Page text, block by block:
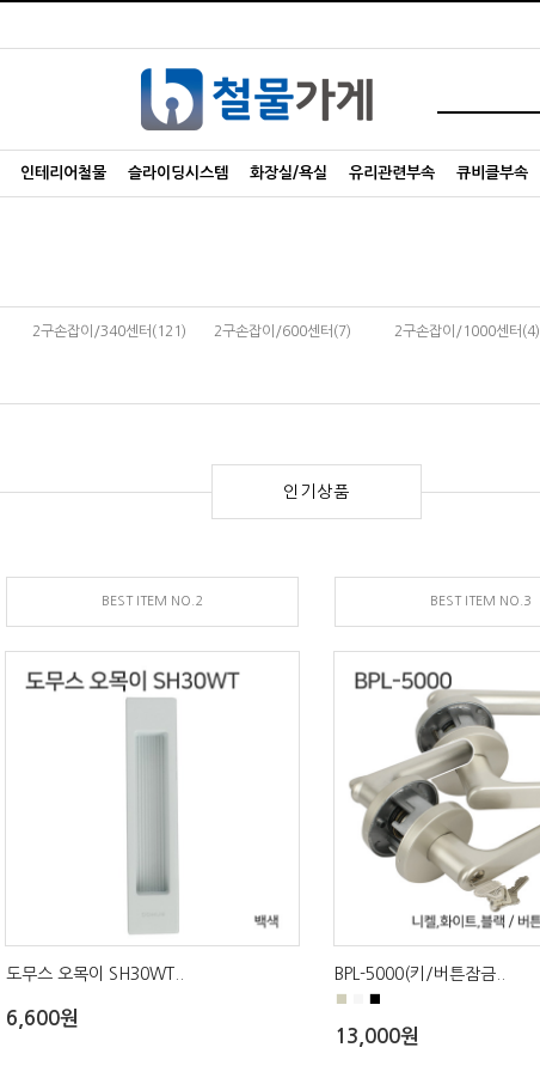
인테리어철물 슬라이딩시스템 화장실/욕실 유리관련부속 큐비클부속
2구손잡이/340센터(121) 2구손잡이/600센터(7) 2구손잡이/1000센터(4)
인기상품
BEST ITEM NO.2 BEST ITEM NO.3
도무스 오목이 SH30WT..
6,600원
BPL-5000(키/버튼잠금..
13,000원